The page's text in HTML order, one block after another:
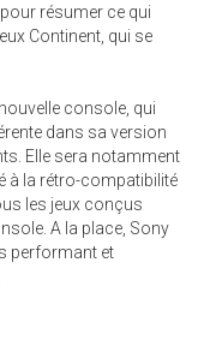
résumer ce qui
Continent, qui se
console, qui
dans sa version
Elle sera notamment
à la rétro-compatibilité
les jeux conçus
A la place, Sony
performant et